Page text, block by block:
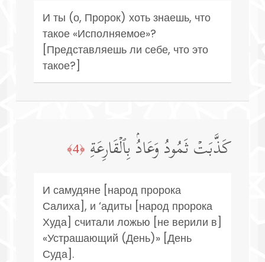
И ты (о, Пророк) хоть знаешь, что
такое «Исполняемое»?
[Представляешь ли себе, что это
такое?]
كَذَّبَتۡ ثَمُودُ وَعَادُۢ بِٱلۡقَارِعَةِ ﴿4﴾
И самудяне [народ пророка
Салиха], и ‘адиты [народ пророка
Худа] считали ложью [не верили в]
«Устрашающий (День)» [День
Суда].